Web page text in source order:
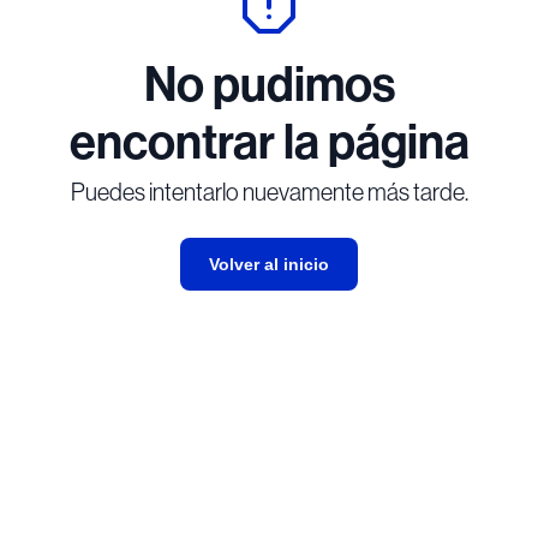
No pudimos
encontrar la página
Puedes intentarlo nuevamente más tarde.
Volver al inicio